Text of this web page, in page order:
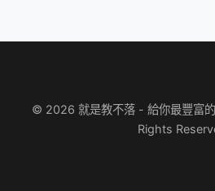
© 2026 就是教不落 - 給你最豐富
Rights